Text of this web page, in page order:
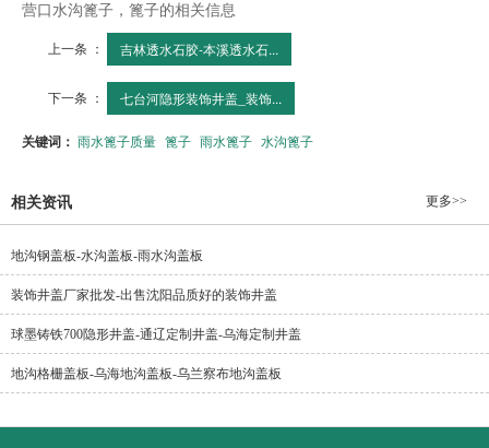
营口水沟篦子，篦子的相关信息
上一条 ： 吉林透水石胶-本溪透水石...
下一条 ： 七台河隐形装饰井盖_装饰...
关键词： 雨水篦子质量 篦子 雨水篦子 水沟篦子
相关资讯 更多>>
地沟钢盖板-水沟盖板-雨水沟盖板
装饰井盖厂家批发-出售沈阳品质好的装饰井盖
球墨铸铁700隐形井盖-通辽定制井盖-乌海定制井盖
地沟格栅盖板-乌海地沟盖板-乌兰察布地沟盖板